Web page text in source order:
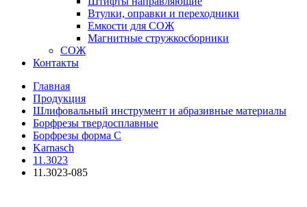
Втулки, оправки и переходники
Емкости для СОЖ
Магнитные стружкосборники
СОЖ
Контакты
Главная
Продукция
Шлифовальный инструмент и абразивные материалы
Борфрезы твердосплавные
Борфрезы форма C
Karnasch
11.3023
11.3023-085